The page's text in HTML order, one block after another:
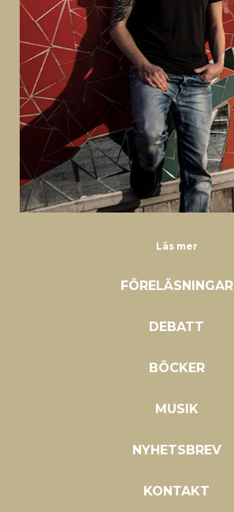
Läs mer
FÖRELÄSNINGAR
DEBATT
BÖCKER
MUSIK
NYHETSBREV
KONTAKT